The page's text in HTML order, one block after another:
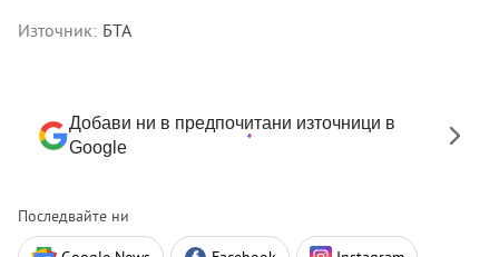
Източник: БТА
Добави ни в предпочитани източници в
Google
Последвайте ни